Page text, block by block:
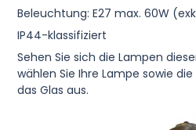
Beleuchtung: E27 max. 60W
IP44-klassifiziert
Sehen Sie sich die Lampen
wählen Sie Ihre Lampe sowie
das Glas aus.